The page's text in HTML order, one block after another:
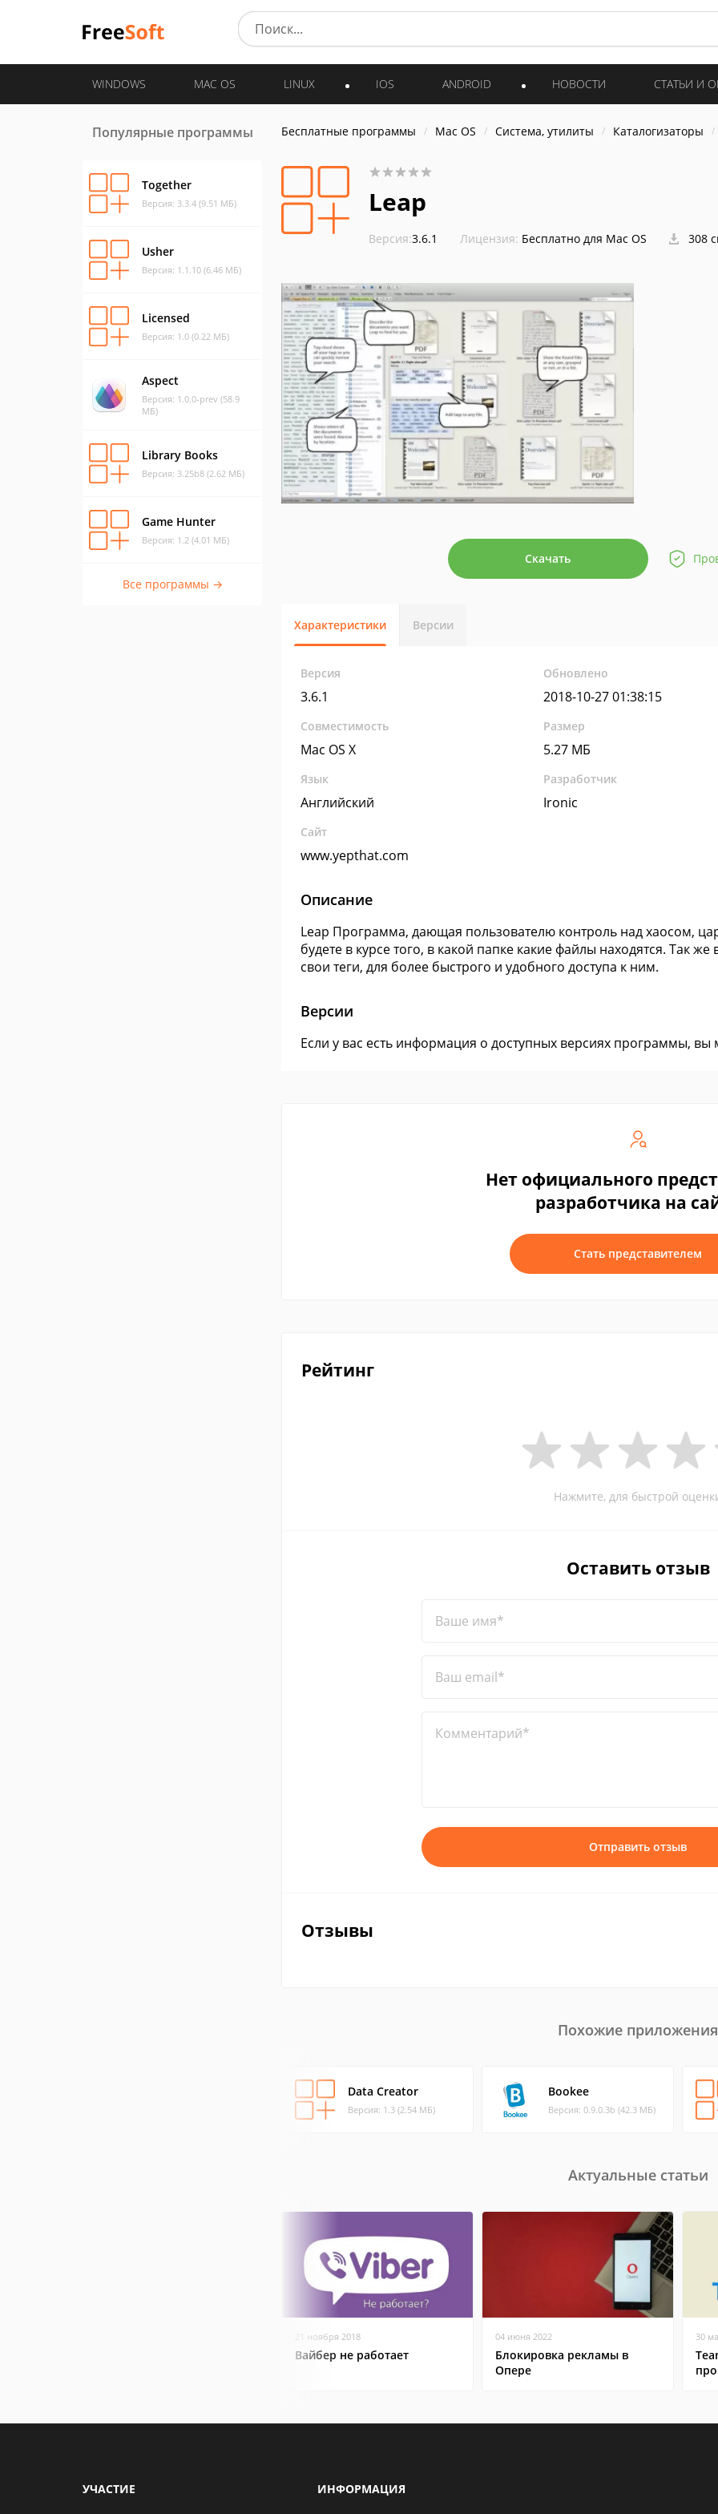
WINDOWS MAC OS LINUX IOS ANDROID НОВОСТИ СТАТЬИ И
Популярные программы
Together
Версия: 3.3.4 (9.51 МБ)
Usher
Версия: 1.1.10 (6.46 МБ)
Licensed
Версия: 1.0 (0.22 МБ)
Aspect
Версия: 1.0.0-prev (58.9
МБ)
Library Books
Версия: 3.25b8 (2.62 МБ)
Game Hunter
Версия: 1.2 (4.01 МБ)
Все программы →
Бесплатные программы Mac OS Система, утилиты Каталогизаторы
Leap
Версия:3.6.1 Лицензия: Бесплатно для Mac OS 308
Скачать
Характеристики Версии
Версия
3.6.1
Обновлено
2018-10-27 01:38:15
Совместимость
Mac OS X
Размер
5.27 МБ
Язык
Английский
Разработчик
Ironic
Сайт
www.yepthat.com
Описание
Leap Программа, дающая пользователю контроль над хаосом,
будете в курсе того, в какой папке какие файлы находятся. Так
свои теги, для более быстрого и удобного доступа к ним.
Версии
Если у вас есть информация о доступных версиях программы,
Нет официального
разработчика на
Стать представителем
Рейтинг
Нажмите, для быстрой
Оставить отзыв
Ваше имя*
Ваш email*
Комментарий*
Отправить отзыв
Отзывы
Похожие приложения
Data Creator
Версия: 1.3 (2.54 МБ)
Bookee
Версия: 0.9.0.3b (42.3 МБ)
Актуальные статьи
21 ноября 2018
Вайбер не работает
04 июня 2022
Блокировка рекламы в
Опере
30
УЧАСТИЕ ИНФОРМАЦИЯ